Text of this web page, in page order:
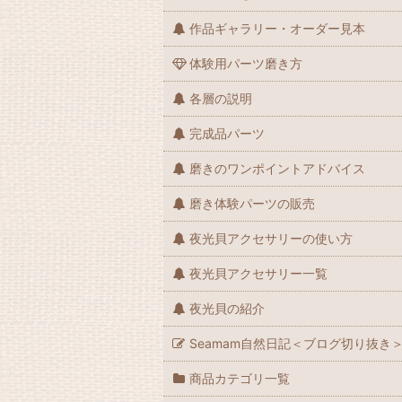
作品ギャラリー・オーダー見本
体験用パーツ磨き方
各層の説明
完成品パーツ
磨きのワンポイントアドバイス
磨き体験パーツの販売
夜光貝アクセサリーの使い方
夜光貝アクセサリー一覧
夜光貝の紹介
Seamam自然日記＜ブログ切り抜き
商品カテゴリ一覧